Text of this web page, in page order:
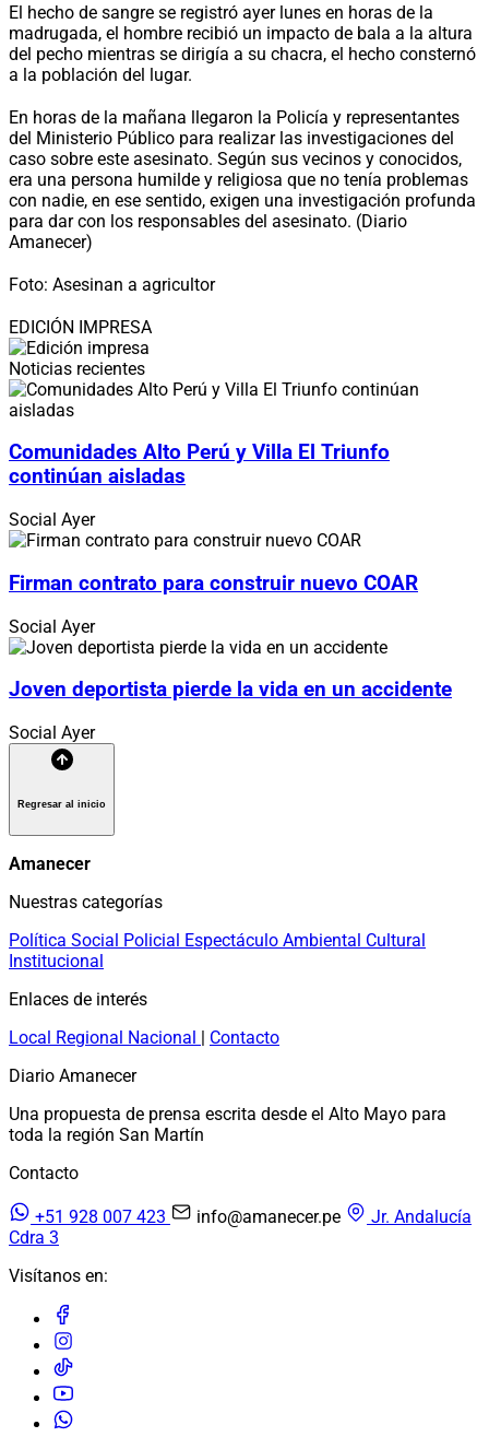
El hecho de sangre se registró ayer lunes en horas de la
madrugada, el hombre recibió un impacto de bala a la altura
del pecho mientras se dirigía a su chacra, el hecho consternó
a la población del lugar.
En horas de la mañana llegaron la Policía y representantes
del Ministerio Público para realizar las investigaciones del
caso sobre este asesinato. Según sus vecinos y conocidos,
era una persona humilde y religiosa que no tenía problemas
con nadie, en ese sentido, exigen una investigación profunda
para dar con los responsables del asesinato. (Diario
Amanecer)
Foto: Asesinan a agricultor
EDICIÓN IMPRESA
Noticias recientes
Comunidades Alto Perú y Villa El Triunfo
continúan aisladas
Social Ayer
Firman contrato para construir nuevo COAR
Social Ayer
Joven deportista pierde la vida en un accidente
Social Ayer
Regresar al inicio
Amanecer
Nuestras categorías
Política Social Policial Espectáculo Ambiental Cultural
Institucional
Enlaces de interés
Local Regional Nacional | Contacto
Diario Amanecer
Una propuesta de prensa escrita desde el Alto Mayo para
toda la región San Martín
Contacto
+51 928 007 423 info@amanecer.pe
Jr. Andalucía
Cdra 3
Visítanos en: